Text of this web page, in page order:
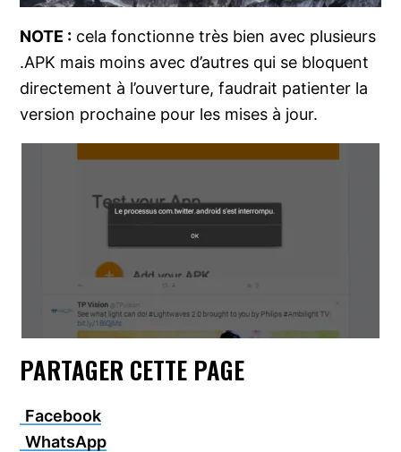
NOTE : cela fonctionne très bien avec plusieurs
.APK mais moins avec d’autres qui se bloquent
directement à l’ouverture, faudrait patienter la
version prochaine pour les mises à jour.
PARTAGER CETTE PAGE
Facebook
WhatsApp